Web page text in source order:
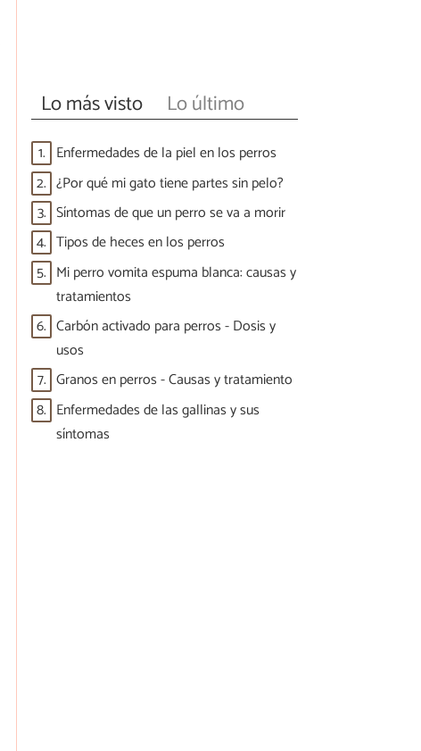
Lo más visto Lo último
1. Enfermedades de la piel en los perros
2. ¿Por qué mi gato tiene partes sin pelo?
3. Síntomas de que un perro se va a morir
4. Tipos de heces en los perros
5. Mi perro vomita espuma blanca: causas y
tratamientos
6. Carbón activado para perros - Dosis y
usos
7. Granos en perros - Causas y tratamiento
8. Enfermedades de las gallinas y sus
síntomas